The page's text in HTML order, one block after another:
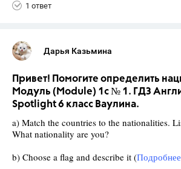
1 ответ
Дарья Казьмина
Привет! Помогите определить
Модуль (Module) 1c № 1. ГДЗ
Spotlight 6 класс Ваулина.
a) Match the countries to the nationalities.
What nationality are you?
b) Choose a flag and describe it (